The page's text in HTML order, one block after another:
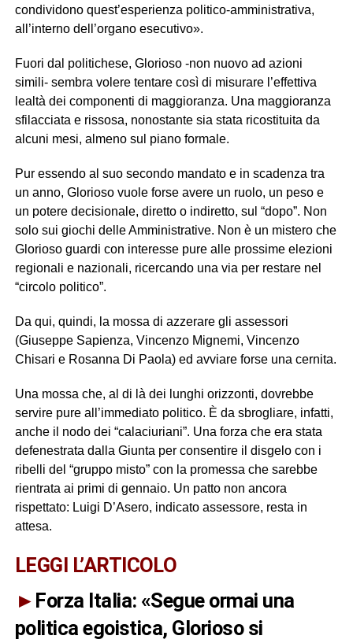
condividono quest’esperienza politico-amministrativa,
all’interno dell’organo esecutivo».
Fuori dal politichese, Glorioso -non nuovo ad azioni
simili- sembra volere tentare così di misurare l’effettiva
lealtà dei componenti di maggioranza. Una maggioranza
sfilacciata e rissosa, nonostante sia stata ricostituita da
alcuni mesi, almeno sul piano formale.
Pur essendo al suo secondo mandato e in scadenza tra
un anno, Glorioso vuole forse avere un ruolo, un peso e
un potere decisionale, diretto o indiretto, sul “dopo”. Non
solo sui giochi delle Amministrative. Non è un mistero che
Glorioso guardi con interesse pure alle prossime elezioni
regionali e nazionali, ricercando una via per restare nel
“circolo politico”.
Da qui, quindi, la mossa di azzerare gli assessori
(Giuseppe Sapienza, Vincenzo Mignemi, Vincenzo
Chisari e Rosanna Di Paola) ed avviare forse una cernita.
Una mossa che, al di là dei lunghi orizzonti, dovrebbe
servire pure all’immediato politico. È da sbrogliare, infatti,
anche il nodo dei “calaciuriani”. Una forza che era stata
defenestrata dalla Giunta per consentire il disgelo con i
ribelli del “gruppo misto” con la promessa che sarebbe
rientrata ai primi di gennaio. Un patto non ancora
rispettato: Luigi D’Asero, indicato assessore, resta in
attesa.
LEGGI L’ARTICOLO
► Forza Italia: «Segue ormai una
politica egoistica, Glorioso si